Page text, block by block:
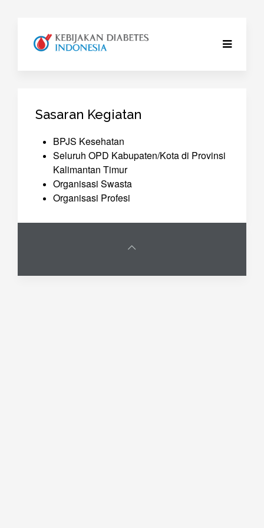
Sasaran Kegiatan
BPJS Kesehatan
Seluruh OPD Kabupaten/Kota di Provinsi
Kalimantan Timur
Organisasi Swasta
Organisasi Profesi